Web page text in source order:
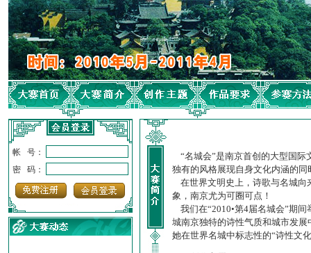
帐 号：
密 码：
“名城会”是南京首创的大型国际
独有的风格展现自身文化内涵的
在世界文明史上，诗歌与名城向
象，南京尤为可圈可点！
我们在“2010•第4届名城会”期
城南京独特的诗性气质和城市发
她在世界名城中标志性的“诗性文